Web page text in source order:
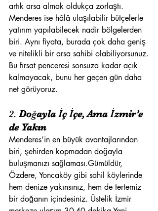
artık arsa almak oldukça zorlaştı.
Menderes ise hâlâ ulaşılabilir bütçelerle
yatırım yapılabilecek nadir bölgelerden
biri. Aynı fiyata, burada çok daha geniş
ve nitelikli bir arsa sahibi olabiliyorsunuz.
Bu fırsat penceresi sonsuza kadar açık
kalmayacak, bunu her geçen gün daha
net görüyoruz.
2. Doğayla İç İçe, Ama İzmir’e
de Yakın
Menderes’in en büyük avantajlarından
biri, şehirden kopmadan doğayla
buluşmanızı sağlaması.Gümüldür,
Özdere, Yoncaköy gibi sahil köylerinde
hem denize yakınsınız, hem de tertemiz
bir doğanın içindesiniz. Üstelik İzmir